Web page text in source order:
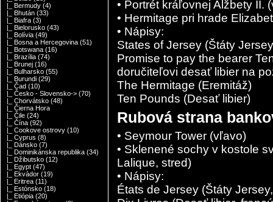
|_ Bermudy (4)
|_ Bhután (33)
|_ Biafra (3)
|_ Bielorusko (43)
|_ Bolívia (49)
|_ Bosna a Hercegovina (51)
|_ Botswana (16)
|_ Brazília (74)
|_ Brunej (16)
|_ Bulharsko (55)
|_ Burundi (29)
|_ Čad (10)
|_ Česko - Slovensko-> (70)
|_ Chorvátsko (48)
|_ Čierna Hora
|_ Čile (24)
|_ Čína (92)
|_ Cookove ostrovy (10)
|_ Cyprus (8)
|_ Dánsko (7)
|_ Dominikánska republika (34)
|_ Džibutsko (12)
|_ Egypt (47)
|_ Ekvádor (19)
|_ Eritrea (11)
|_ Estónsko (18)
|_ Etiópia (20)
• Portrét kráľovnej Alžbety II.
• Hermitage pri hrade
• Nápisy:
States of Jersey (Štáty
Promise to pay the bearer
doručiteľovi desať libier na
The Hermitage (Eremitáž)
Ten Pounds (Desať libier)
Rubová strana
• Seymour Tower (vľavo)
• Sklenené sochy v kostole
Lalique, stred)
• Nápisy:
États de Jersey (Štáty